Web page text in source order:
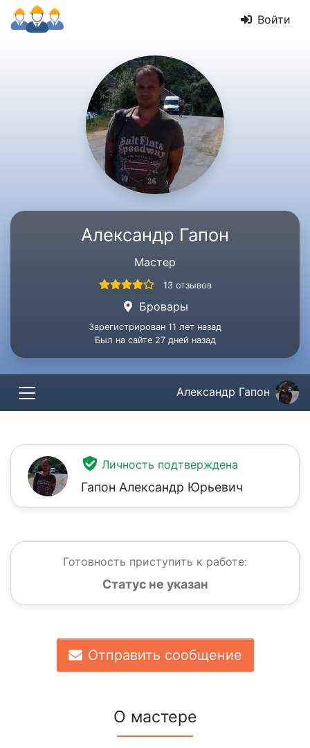
Войти
Александр Гапон
Мастер
13 отзывов
Бровары
Зарегистрирован 11 лет назад
Был на сайте 27 дней назад
Александр Гапон
Личность подтверждена
Гапон Александр Юрьевич
Готовность приступить к работе:
Статус не указан
Отправить сообщение
О мастере